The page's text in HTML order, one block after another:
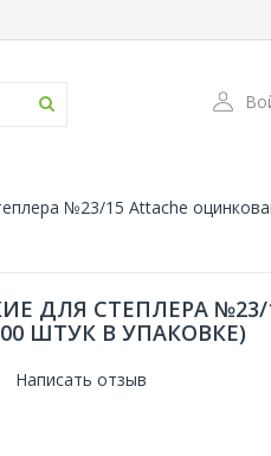
№23/15 Attache
ДЛЯ СТЕПЛЕРА №23/
ШТУК В УПАКОВКЕ)
Написать отзыв